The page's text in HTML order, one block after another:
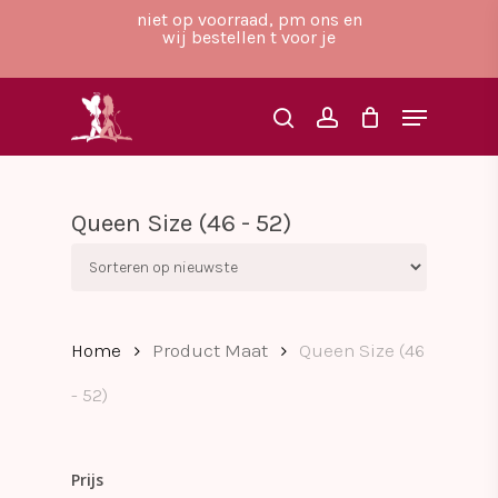
content
niet op voorraad, pm ons en
wij bestellen t voor je
searchaccount
Menu
Queen Size (46 - 52)
Home Product Maat
Queen Size (46
- 52)
Prijs